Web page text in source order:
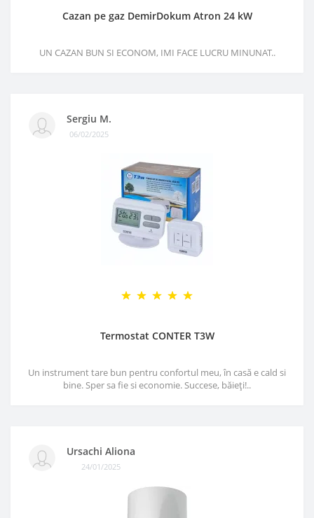
Cazan pe gaz DemirDokum Atron 24 kW
UN CAZAN BUN SI ECONOM, IMI FACE LUCRU MINUNAT..
Sergiu M.
06/02/2025
Termostat CONTER T3W
Un instrument tare bun pentru confortul meu, în casă e cald si
bine. Sper sa fie si economie. Succese, băieți!..
Ursachi Aliona
24/01/2025